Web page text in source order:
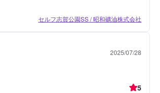
セルフ志賀公園SS / 昭和礦油株式会社
2025/07/28
5